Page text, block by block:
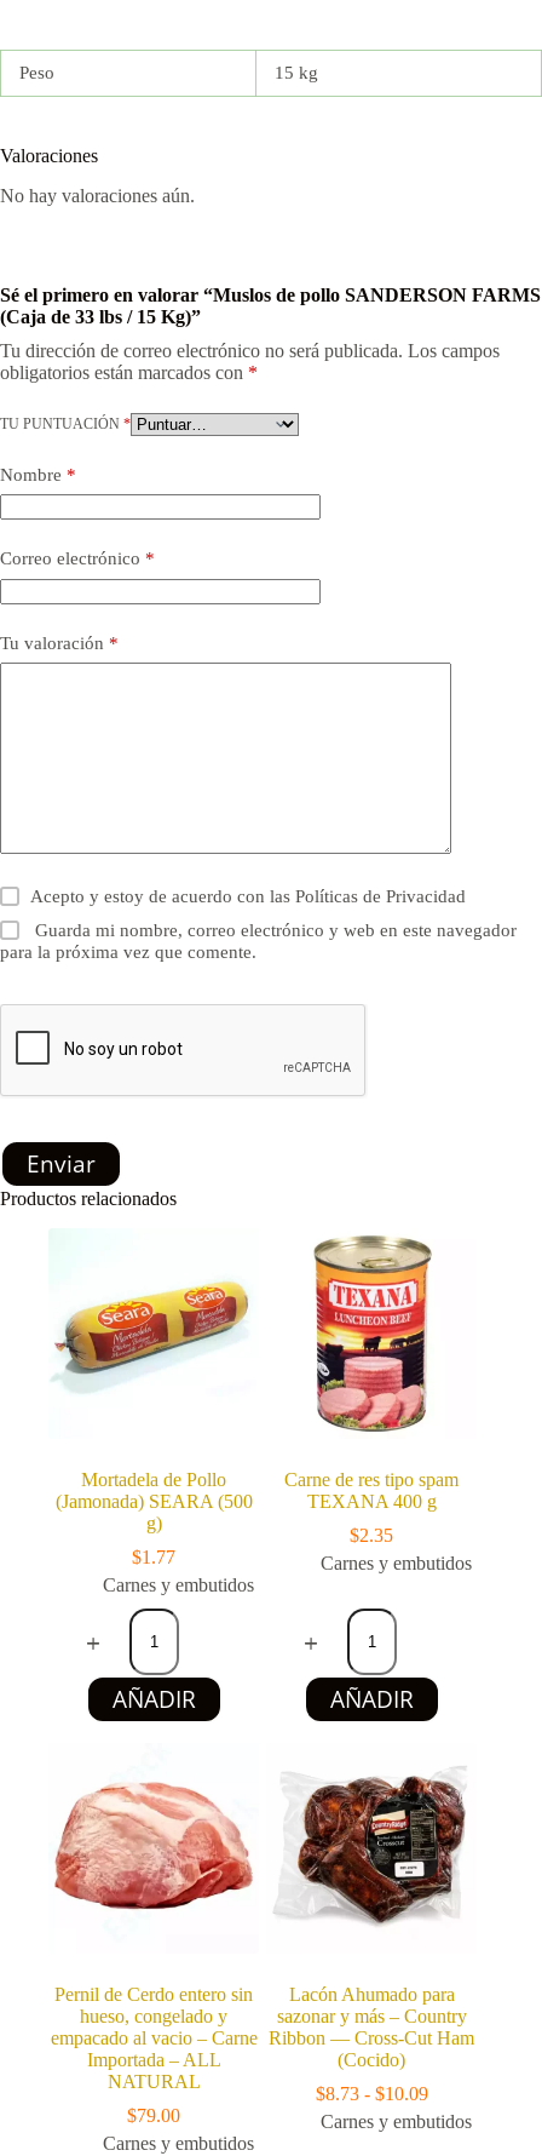
Peso 15 kg
Valoraciones
No hay valoraciones aún.
Sé el primero en valorar “Muslos de pollo SANDERSON FARMS
(Caja de 33 lbs / 15 Kg)”
Tu dirección de correo electrónico no será publicada. Los campos
obligatorios están marcados con *
TU PUNTUACIÓN *
Nombre *
Correo electrónico *
Tu valoración *
Acepto y estoy de acuerdo con lasPolíticas de Privacidad
Guarda mi nombre, correo electrónico y web en este navegador
para la próxima vez que comente.
Enviar
Productos relacionados
Mortadela de Pollo
(Jamonada) SEARA (500
g)
$1.77
Carnes y embutidos
Mortadela
Pollo
(Jamonada)
SEARA
(500
AÑADIR
Carne de res tipo spam
TEXANA 400 g
$2.35
Carnes y embutidos
Carne
res
tipo
spam
TEXANA
cantidad
AÑADIR
Pernil de Cerdo entero sin
hueso, congelado y
empacado al vacio – Carne
Importada – ALL
NATURAL
$79.00
Carnes y embutidos
Lacón Ahumado para
sazonar y más – Country
Ribbon — Cross-Cut Ham
(Cocido)
$8.73 - $10.09Rango
de
Carnes y embutidos